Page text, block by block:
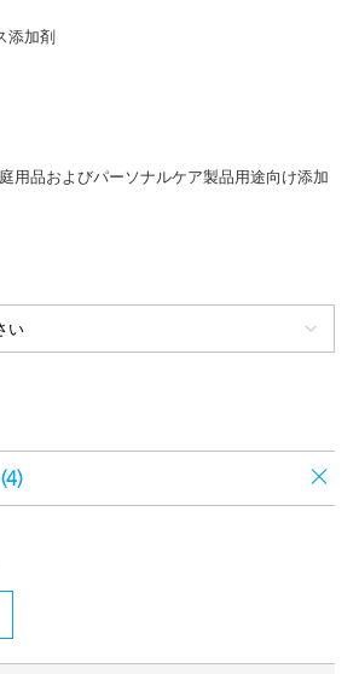
添加剤
庭用品およびパーソナルケア製品用途向け添加
4)